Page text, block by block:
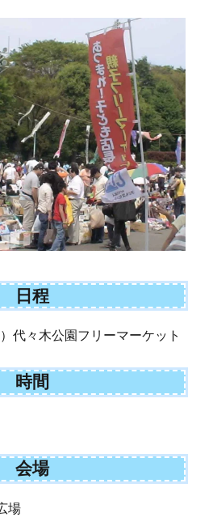
日程
代々木公園フリーマーケット
時間
会場
場